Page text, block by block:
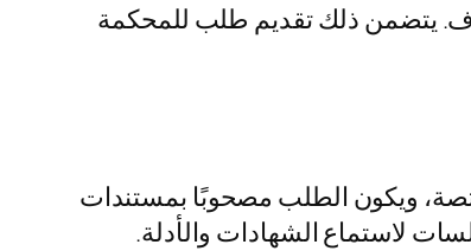
يتضمن ذلك تقديم طلب للمحكمة
ويكون الطلب مصحوبًا بمستندات
لاستماع الشهادات والأدلة.